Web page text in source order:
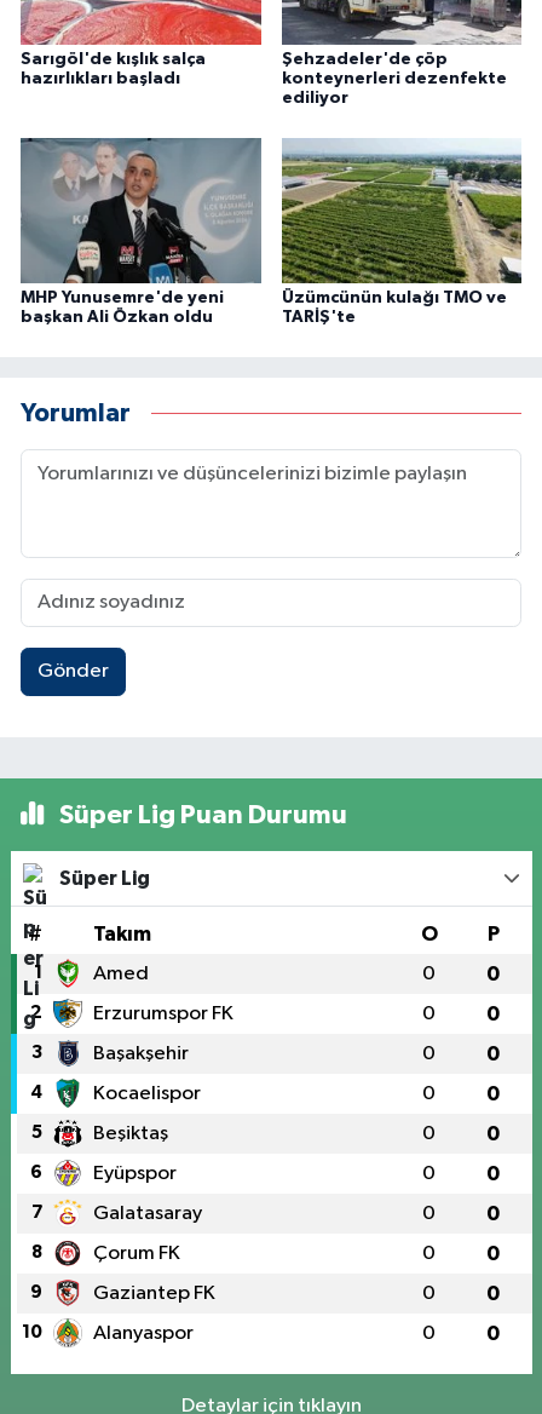
Sarıgöl'de kışlık salça
hazırlıkları başladı
Şehzadeler'de çöp
konteynerleri dezenfekte
ediliyor
MHP Yunusemre'de yeni
başkan Ali Özkan oldu
Üzümcünün kulağı TMO ve
TARİŞ'te
Yorumlar
Gönder
Süper Lig Puan Durumu
Süper Lig
# Takım O P
1 Amed 0 0
2 Erzurumspor FK 0 0
3 Başakşehir 0 0
4 Kocaelispor 0 0
5 Beşiktaş 0 0
6 Eyüpspor 0 0
7 Galatasaray 0 0
8 Çorum FK 0 0
9 Gaziantep FK 0 0
10 Alanyaspor 0 0
Detaylar için tıklayın